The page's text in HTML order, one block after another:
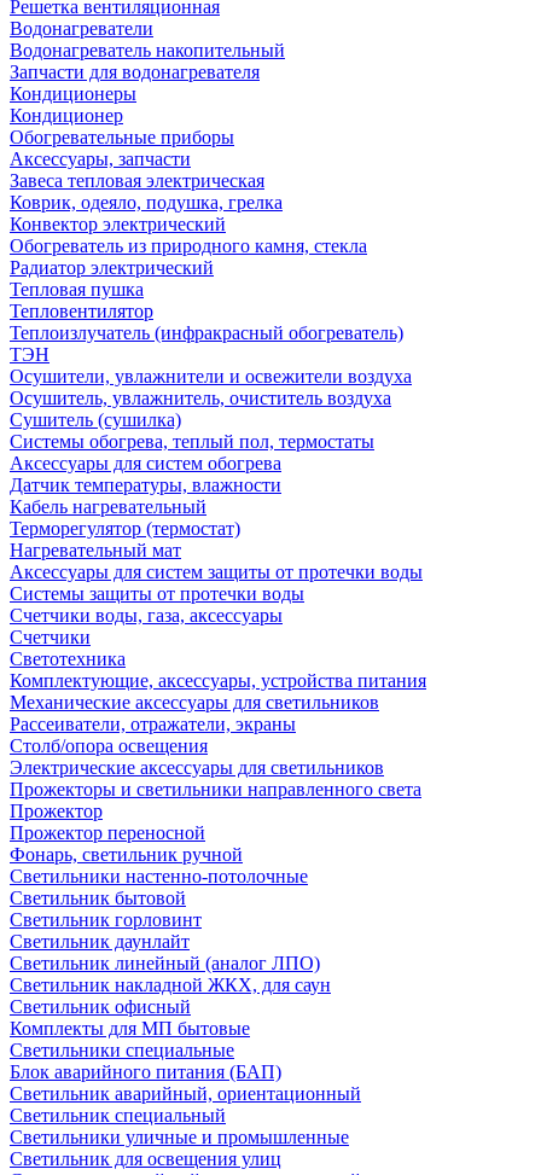
Решетка вентиляционная
Водонагреватели
Водонагреватель накопительный
Запчасти для водонагревателя
Кондиционеры
Кондиционер
Обогревательные приборы
Аксессуары, запчасти
Завеса тепловая электрическая
Коврик, одеяло, подушка, грелка
Конвектор электрический
Обогреватель из природного камня, стекла
Радиатор электрический
Тепловая пушка
Тепловентилятор
Теплоизлучатель (инфракрасный обогреватель)
ТЭН
Осушители, увлажнители и освежители воздуха
Осушитель, увлажнитель, очиститель воздуха
Сушитель (сушилка)
Системы обогрева, теплый пол, термостаты
Аксессуары для систем обогрева
Датчик температуры, влажности
Кабель нагревательный
Терморегулятор (термостат)
Нагревательный мат
Аксессуары для систем защиты от протечки воды
Системы защиты от протечки воды
Счетчики воды, газа, аксессуары
Счетчики
Светотехника
Комплектующие, аксессуары, устройства питания
Механические аксессуары для светильников
Рассеиватели, отражатели, экраны
Столб/опора освещения
Электрические аксессуары для светильников
Прожекторы и светильники направленного света
Прожектор
Прожектор переносной
Фонарь, светильник ручной
Светильники настенно-потолочные
Светильник бытовой
Светильник горловинт
Светильник даунлайт
Светильник линейный (аналог ЛПО)
Светильник накладной ЖКХ, для саун
Светильник офисный
Комплекты для МП бытовые
Светильники специальные
Блок аварийного питания (БАП)
Светильник аварийный, ориентационный
Светильник специальный
Светильники уличные и промышленные
Светильник для освещения улиц